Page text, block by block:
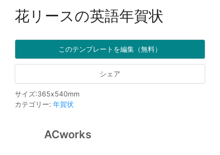
花リースの英語年賀状
このテンプレートを編集（無料）
シェア
サイズ:365x540mm
カテゴリー: 年賀状
ACworks